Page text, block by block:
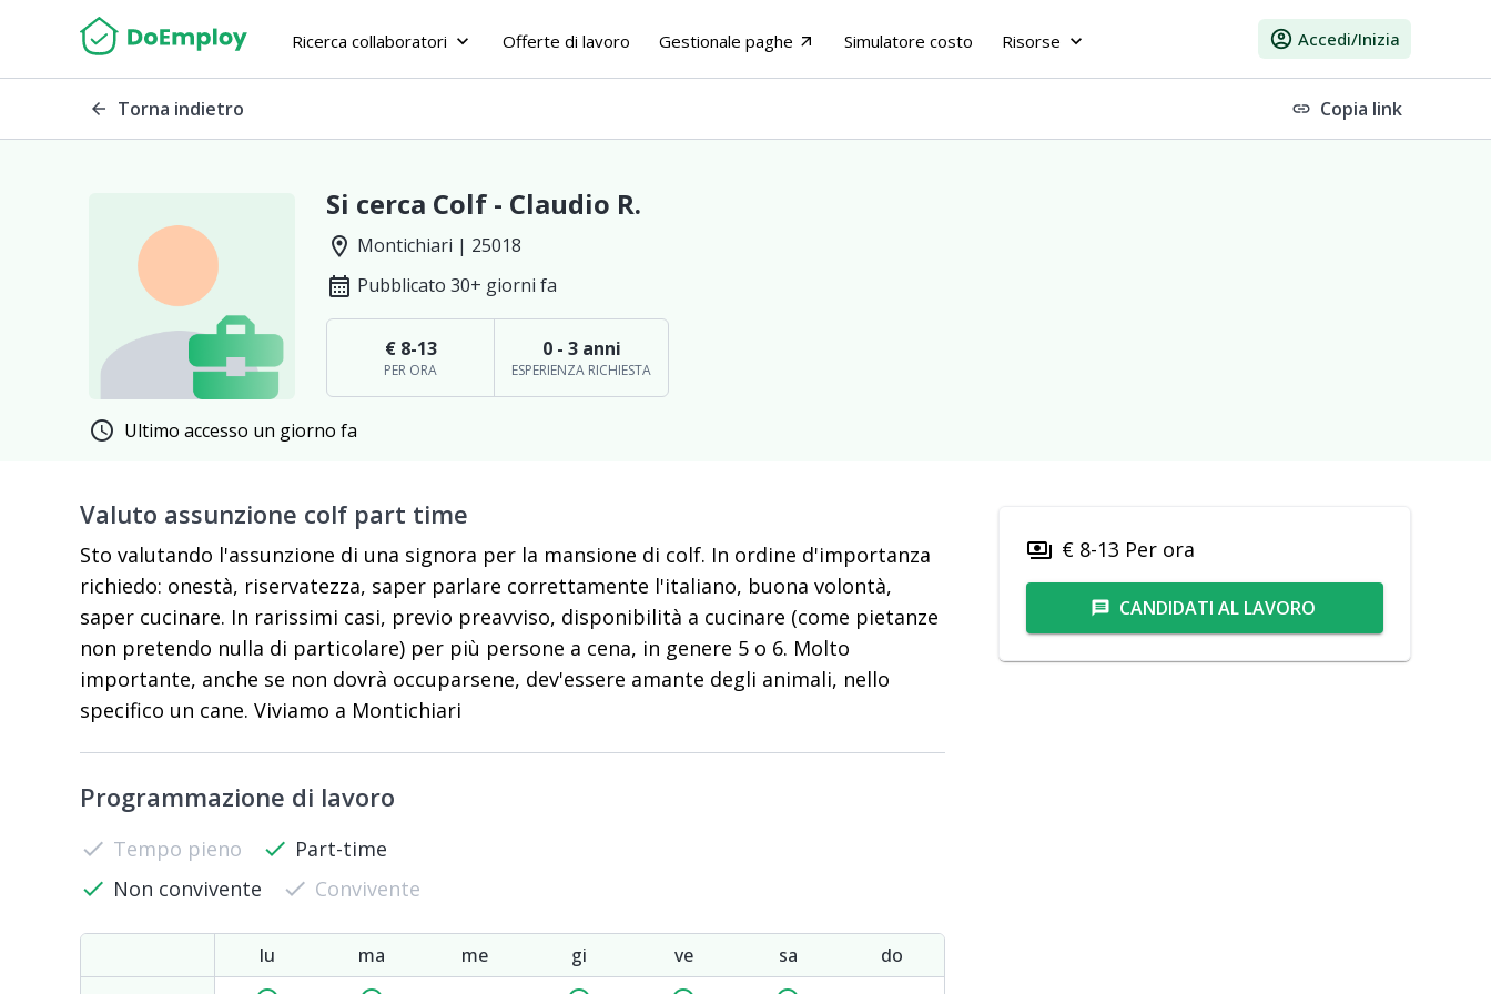
Ricerca collaboratori keyboard_arrow_down Offerte di lavoro Gestionale paghe arrow_outward Simulatore costo Risorse keyboard_arrow_down account_circle Accedi/Inizia
arrow_back Torna indietro link Copia link
Si cerca Colf - Claudio R.
location_on Montichiari | 25018
calendar_month Pubblicato 30+ giorni fa
€ 8-13
PER ORA
0 - 3 anni
ESPERIENZA RICHIESTA
schedule Ultimo accesso un giorno fa
Valuto assunzione colf part time
Sto valutando l'assunzione di una signora per la mansione di colf. In ordine d'importanza
richiedo: onestà, riservatezza, saper parlare correttamente l'italiano, buona volontà,
saper cucinare. In rarissimi casi, previo preavviso, disponibilità a cucinare (come pietanze
non pretendo nulla di particolare) per più persone a cena, in genere 5 o 6. Molto
importante, anche se non dovrà occuparsene, dev'essere amante degli animali, nello
specifico un cane. Viviamo a Montichiari
Programmazione di lavoro
check Tempo pieno check Part-time
check Non convivente check Convivente
lu ma me gi ve sa
do
payments € 8-13 Per ora
message CANDIDATI AL LAVORO